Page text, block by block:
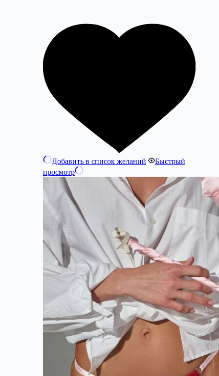
Добавить в список желаний
Быстрый
просмотр